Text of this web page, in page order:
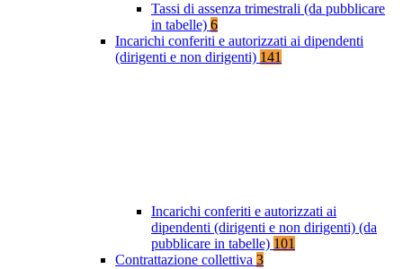
Tassi di assenza trimestrali (da pubblicare
in tabelle) 6
Incarichi conferiti e autorizzati ai dipendenti
(dirigenti e non dirigenti) 141
Incarichi conferiti e autorizzati ai
dipendenti (dirigenti e non dirigenti) (da
pubblicare in tabelle) 101
Contrattazione collettiva 3